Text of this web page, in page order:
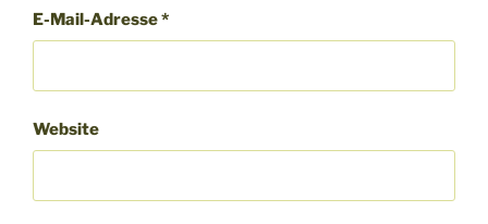
E-Mail-Adresse*
Website